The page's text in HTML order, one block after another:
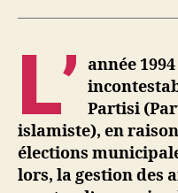
L’ année
Partisi
islamiste), en
élections
lors, la gestion des